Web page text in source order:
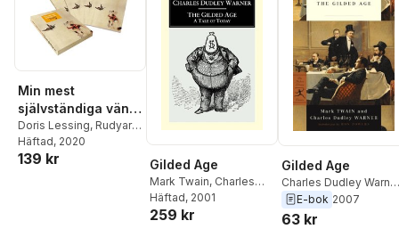
Min mest
självständiga vän :
fyra noveller om
katter (presentask)
Doris Lessing, Rudyard
Kipling, Charles Dudley
Warner,
Häftad, 2020
139 kr Gilded Age
Mark Twain, Charles
Dudley Warner
Häftad, 2001
259 kr
Gilded Age
Charles Dudley
Mark Twain
E-bok 2007
63 kr